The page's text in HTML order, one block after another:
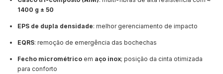
1400 g ± 50
EPS de dupla densidade: melhor gerenciamento de impacto
EQRS: remoção de emergência das bochechas
Fecho micrométrico em aço inox; posição da cinta otimizada
para conforto